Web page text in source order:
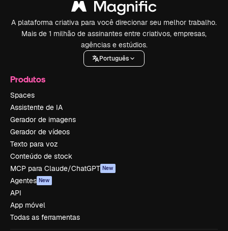
A plataforma criativa para você direcionar seu melhor trabalho.
Mais de 1 milhão de assinantes entre criativos, empresas,
agências e estúdios.
Português
Produtos
Spaces
Assistente de IA
Gerador de imagens
Gerador de vídeos
Texto para voz
Conteúdo de stock
MCP para Claude/ChatGPT New
Agentes New
API
App móvel
Todas as ferramentas